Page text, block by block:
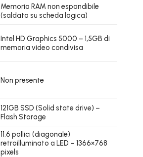
Memoria RAM non espandibile
(saldata su scheda logica)
Intel HD Graphics 5000 – 1,5GB di
memoria video condivisa
Non presente
121GB SSD (Solid state drive) –
Flash Storage
11.6 pollici (diagonale)
retroilluminato a LED – 1366×768
pixels